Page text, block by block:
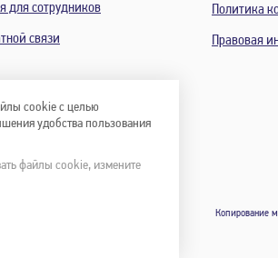
для сотрудников
связи
Политика
Правовая
Копирование
cookie с целью
удобства пользования
файлы cookie, измените